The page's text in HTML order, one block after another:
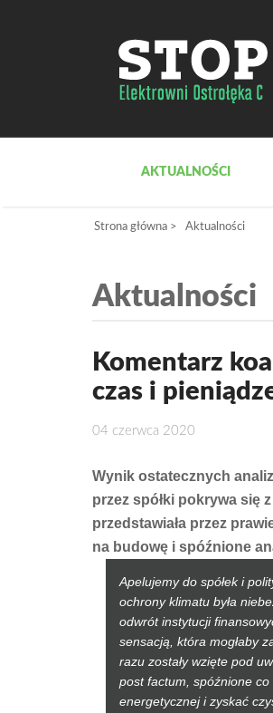
AKTUALNOŚCI
Strona główna > Aktualności
Aktualności
Komentarz
czas i
04 czerwca 2020
Wynik ostatecznych
przez spółki pokrywa się
przedstawiała przez
na budowę i spóźnione
Apelujemy do spółek i
ochrony klimatu była
odwrót instytucji
sensacją, która mogłaby
razu zostały wzięte pod
post factum, spóźnione
energetycznej i zyskać